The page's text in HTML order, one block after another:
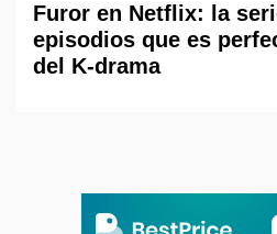
Furor en Netflix: la
episodios que es
del K-drama